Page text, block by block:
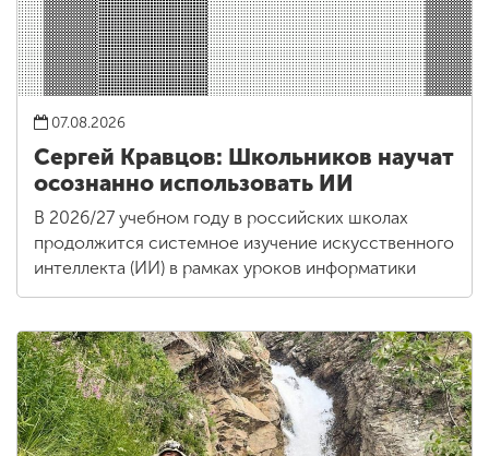
07.08.2026
Сергей Кравцов: Школьников научат
осознанно использовать ИИ
В 2026/27 учебном году в российских школах
продолжится системное изучение искусственного
интеллекта (ИИ) в рамках уроков информатики